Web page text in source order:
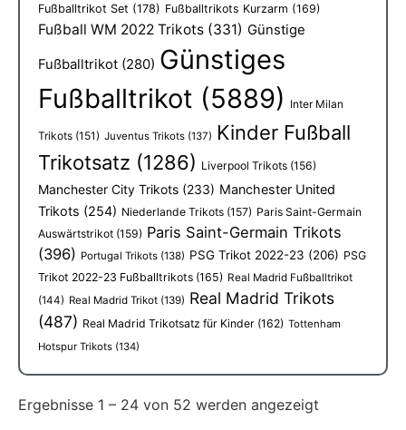
Fußballtrikot Set (178) Fußballtrikots Kurzarm (169)
Fußball WM 2022 Trikots (331) Günstige
Fußballtrikot (280) Günstiges
Fußballtrikot (5889) Inter Milan
Trikots (151) Juventus Trikots (137) Kinder Fußball
Trikotsatz (1286) Liverpool Trikots (156)
Manchester City Trikots (233) Manchester United
Trikots (254) Niederlande Trikots (157) Paris Saint-Germain
Auswärtstrikot (159) Paris Saint-Germain Trikots
(396) Portugal Trikots (138) PSG Trikot 2022-23 (206) PSG
Trikot 2022-23 Fußballtrikots (165) Real Madrid Fußballtrikot
(144) Real Madrid Trikot (139) Real Madrid Trikots
(487) Real Madrid Trikotsatz für Kinder (162) Tottenham
Hotspur Trikots (134)
Ergebnisse 1 – 24 von 52 werden angezeigt